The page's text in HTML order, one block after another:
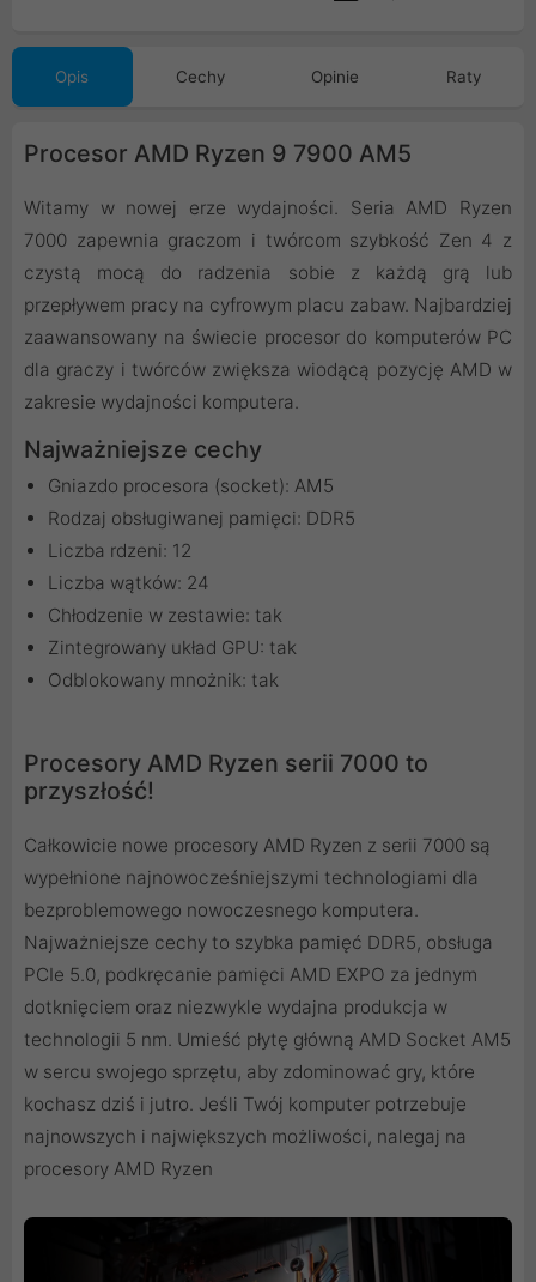
Opis Cechy Opinie Raty
Procesor AMD Ryzen 9 7900 AM5
Witamy w nowej erze wydajności. Seria AMD Ryzen
7000 zapewnia graczom i twórcom szybkość Zen 4 z
czystą mocą do radzenia sobie z każdą grą lub
przepływem pracy na cyfrowym placu zabaw. Najbardziej
zaawansowany na świecie procesor do komputerów PC
dla graczy i twórców zwiększa wiodącą pozycję AMD w
zakresie wydajności komputera.
Najważniejsze cechy
Gniazdo procesora (socket): AM5
Rodzaj obsługiwanej pamięci: DDR5
Liczba rdzeni: 12
Liczba wątków: 24
Chłodzenie w zestawie: tak
Zintegrowany układ GPU: tak
Odblokowany mnożnik: tak
Procesory AMD Ryzen serii 7000 to
przyszłość!
Całkowicie nowe procesory AMD Ryzen z serii 7000 są
wypełnione najnowocześniejszymi technologiami dla
bezproblemowego nowoczesnego komputera.
Najważniejsze cechy to szybka pamięć DDR5, obsługa
PCIe 5.0, podkręcanie pamięci AMD EXPO za jednym
dotknięciem oraz niezwykle wydajna produkcja w
technologii 5 nm. Umieść płytę główną AMD Socket AM5
w sercu swojego sprzętu, aby zdominować gry, które
kochasz dziś i jutro. Jeśli Twój komputer potrzebuje
najnowszych i największych możliwości, nalegaj na
procesory AMD Ryzen